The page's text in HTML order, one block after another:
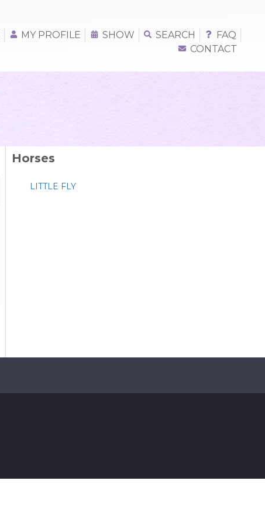
MY PROFILE SHOW SEARCH
FAQ
CONTACT
Horses
LITTLE FLY